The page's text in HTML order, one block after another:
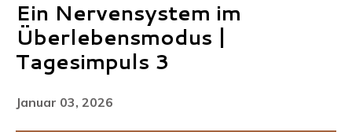
Ein Nervensystem im
Überlebensmodus |
Tagesimpuls 3
Januar 03, 2026